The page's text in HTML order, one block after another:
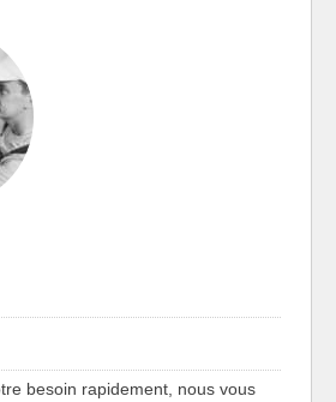
besoin rapidement, nous vous